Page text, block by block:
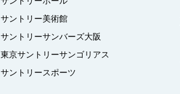
サントリー美術館
サントリーサンバーズ大阪
東京サントリーサンゴリアス
サントリースポーツ